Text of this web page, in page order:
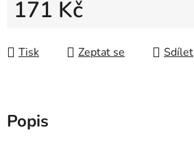
171 Kč
Tisk
Zeptat se Sdílet
Popis